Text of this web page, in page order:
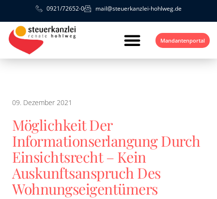
0921/72652-0 mail@steuerkanzlei-hohlweg.de
Mandantenportal
09. Dezember 2021
Möglichkeit Der
Informationserlangung Durch
Einsichtsrecht – Kein
Auskunftsanspruch Des
Wohnungseigentümers